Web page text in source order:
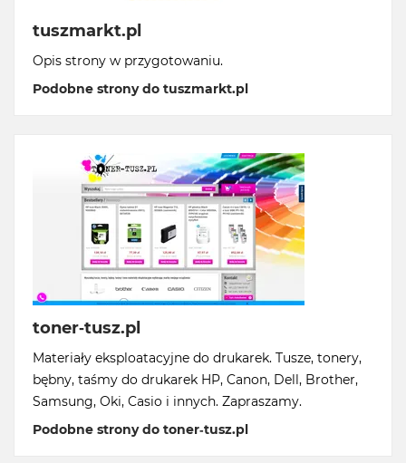
tuszmarkt.pl
Opis strony w przygotowaniu.
Podobne strony do tuszmarkt.pl
toner-tusz.pl
Materiały eksploatacyjne do drukarek. Tusze, tonery,
bębny, taśmy do drukarek HP, Canon, Dell, Brother,
Samsung, Oki, Casio i innych. Zapraszamy.
Podobne strony do toner-tusz.pl